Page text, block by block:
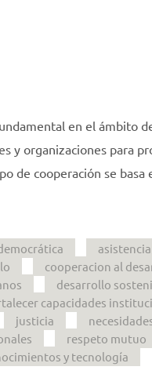
en el ámbito
y organizaciones para
de cooperación se
cooperacion al
desarrollo
capacidades
justicia
respeto mutuo
y tecnología